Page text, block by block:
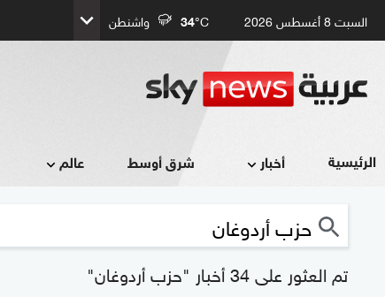
السبت 8 أغسطس 2026 34°C واشنطن
الرئيسية أخبار شرق أوسط عالم
تم العثور على 34 أخبار "حزب أردوغان"